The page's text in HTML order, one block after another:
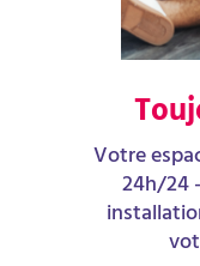
Votre
24h/24